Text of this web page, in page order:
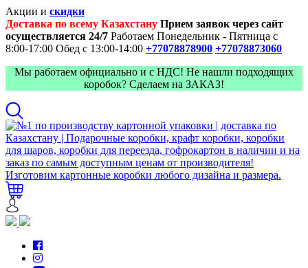
Акции и скидки
Доставка по всему Казахстану Прием заявок через сайт
осуществляется 24/7 Работаем Понедельник - Пятница с
8:00-17:00 Обед с 13:00-14:00 +77078878900 +77078873060
Мы работаем официально и с НДС! Не нашли подходящих
коробок? Сделаем на ЗАКАЗ!